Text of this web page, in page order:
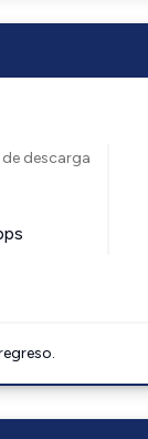
descarga